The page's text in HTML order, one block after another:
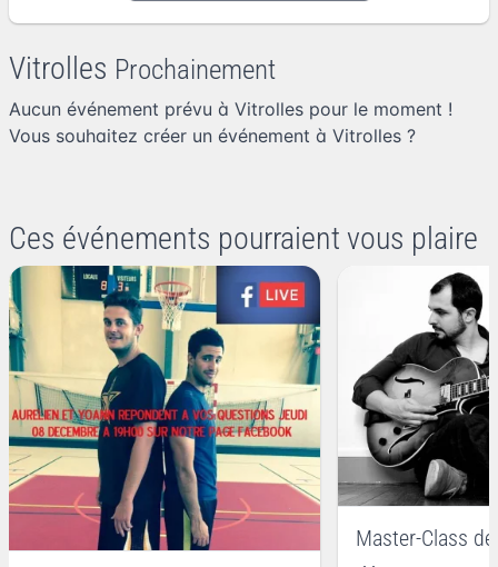
Vitrolles Prochainement
Aucun événement prévu à Vitrolles pour le moment !
Vous souhaitez créer un événement à Vitrolles ?
Ces événements pourraient vous plaire
Master-Class